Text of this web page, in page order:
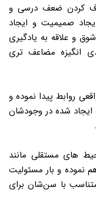
کردن ضعف درسی و
صمیمیت و ایجاد
و علاقه به یادگیری
انگیزه مضاعف تری
روابط پیدا نموده و
ایجاد شده در وجودشان
های مستقلی مانند
نموده و بار مسئولیت
متناسب با سن‌شان برای